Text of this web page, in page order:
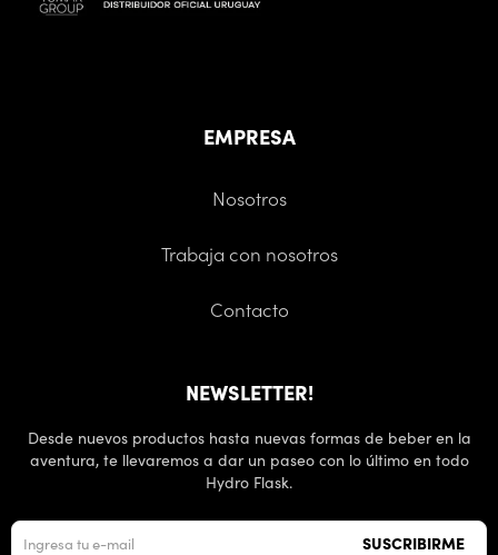
EMPRESA
Nosotros
Trabaja con nosotros
Contacto
NEWSLETTER!
Desde nuevos productos hasta nuevas formas de beber en la
aventura, te llevaremos a dar un paseo con lo último en todo
Hydro Flask.
SUSCRIBIRME